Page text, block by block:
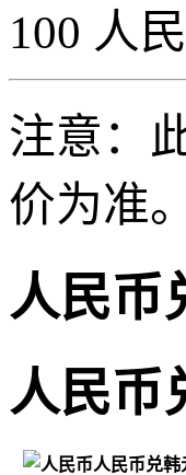
100 人
注意：
价为准。
人民币
人民币
人民币兑韩